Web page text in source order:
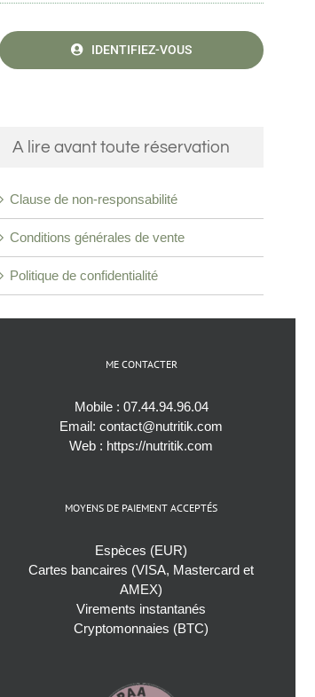
IDENTIFIEZ-VOUS
A lire avant toute réservation
Clause de non-responsabilité
Conditions générales de vente
Politique de confidentialité
ME CONTACTER
Mobile : 07.44.94.96.04
Email:contact@nutritik.com
Web : https://nutritik.com
MOYENS DE PAIEMENT ACCEPTÉS
Espèces (EUR)
Cartes bancaires (VISA, Mastercard et
AMEX)
Virements instantanés
Cryptomonnaies (BTC)